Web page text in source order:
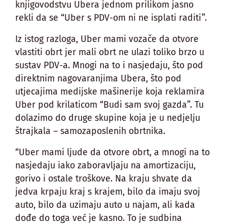
knjigovodstvu Ubera jednom prilikom jasno
rekli da se “Uber s PDV-om ni ne isplati raditi”.
Iz istog razloga, Uber mami vozače da otvore
vlastiti obrt jer mali obrt ne ulazi toliko brzo u
sustav PDV-a. Mnogi na to i nasjedaju, što pod
direktnim nagovaranjima Ubera, što pod
utjecajima medijske mašinerije koja reklamira
Uber pod krilaticom “Budi sam svoj gazda”. Tu
dolazimo do druge skupine koja je u nedjelju
štrajkala – samozaposlenih obrtnika.
“Uber mami ljude da otvore obrt, a mnogi na to
nasjedaju iako zaboravljaju na amortizaciju,
gorivo i ostale troškove. Na kraju shvate da
jedva krpaju kraj s krajem, bilo da imaju svoj
auto, bilo da uzimaju auto u najam, ali kada
dođe do toga već je kasno. To je sudbina